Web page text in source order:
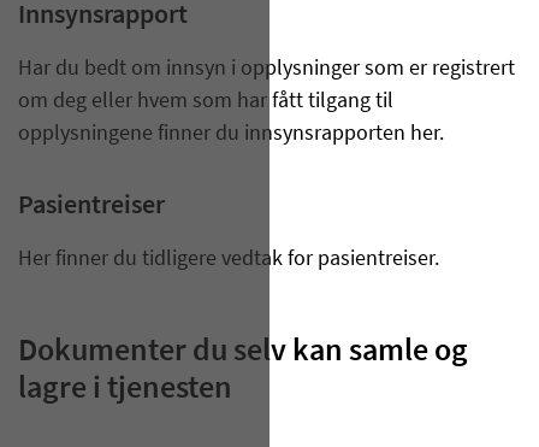
Innsynsrapport
Har du bedt om innsyn i opplysninger som er registrert
om deg eller hvem som har fått tilgang til
opplysningene finner du innsynsrapporten her.
Pasientreiser
Her finner du tidligere vedtak for pasientreiser.
Dokumenter du selv kan samle og
lagre i tjenesten